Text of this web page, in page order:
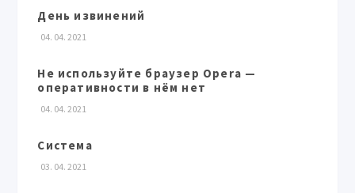
День извинений
04. 04. 2021
Не используйте браузер Opera —
оперативности в нём нет
04. 04. 2021
Система
03. 04. 2021